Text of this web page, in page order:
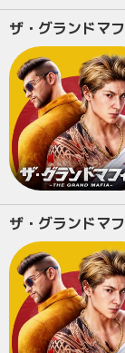
ザ・グランドマ
ザ・グランドマ